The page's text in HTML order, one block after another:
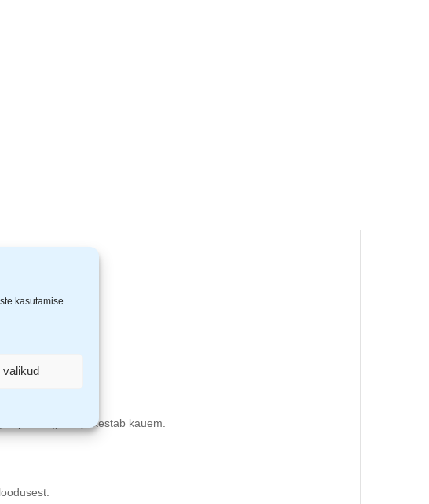
kasutamise
valikud
ja kestab kauem.